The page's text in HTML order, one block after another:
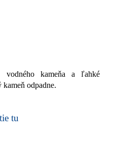
vodného kameňa a ľahké
odpadne.
tu